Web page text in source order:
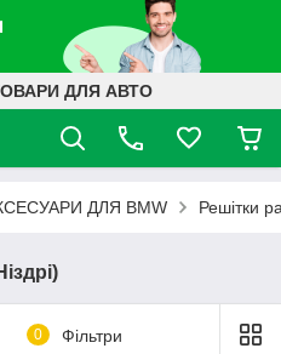
ДЛЯ АВТО
ДЛЯ BMW Решітки
0 Фільтри